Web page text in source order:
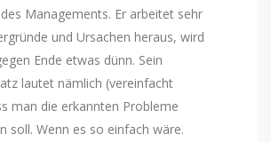
Managements. Er arbeitet sehr
und Ursachen heraus, wird
Ende etwas dünn. Sein
lautet nämlich (vereinfacht
man die erkannten Probleme
soll. Wenn es so einfach wäre.